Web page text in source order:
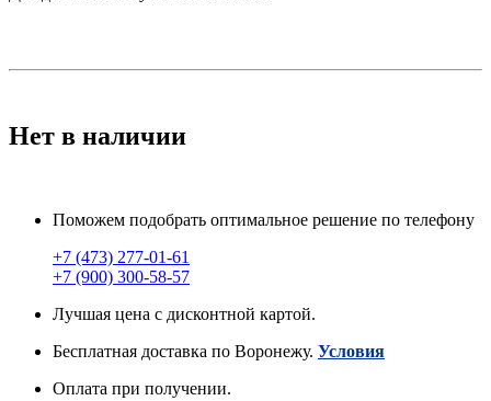
Нет в наличии
Поможем подобрать оптимальное решение по телефону
+7 (473) 277-01-61
+7 (900) 300-58-57
Лучшая цена с дисконтной картой.
Бесплатная доставка по Воронежу. Условия
Оплата при получении.